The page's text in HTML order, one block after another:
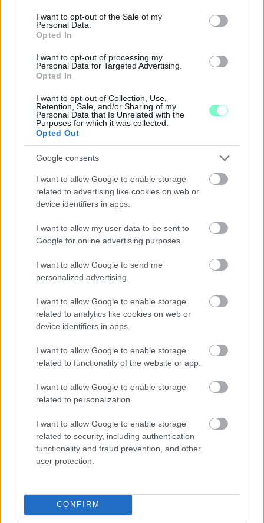
consent section.
I want to opt-out of the Sale of my
Personal Data.
Opted In
I want to opt-out of processing my
Personal Data for Targeted Advertising.
Opted In
I want to opt-out of Collection, Use,
Retention, Sale, and/or Sharing of my
Personal Data that Is Unrelated with the
Purposes for which it was collected.
Opted Out
Google consents
I want to allow Google to enable storage
related to advertising like cookies on web or
device identifiers in apps.
I want to allow my user data to be sent to
Google for online advertising purposes.
I want to allow Google to send me
personalized advertising.
I want to allow Google to enable storage
related to analytics like cookies on web or
device identifiers in apps.
I want to allow Google to enable storage
related to functionality of the website or app.
I want to allow Google to enable storage
related to personalization.
I want to allow Google to enable storage
related to security, including authentication
functionality and fraud prevention, and other
user protection.
CONFIRM
ÖRÖMHÍR: TÍZ ÉVE NEM VOLT ILYEN ALACSONY AZ
INFLÁCIÓ MAGYARORSZÁGON
Júliusban mindössze 1,2 százalékkal emelkedtek éves
összevetésben a fogyasztói árak, miközben az élelmiszerek ára
A BAROKK ÖSSZES ÁRNYALATA ÉS MÉG EGY SOR
KIVÁLÓ PROGRAM VÁR MINDENKIT EZEN A HÉTVÉGÉN
GYŐRBEN
Középpontban a hagyományőrzés, de lesz Pogány Induló és
Majka koncert, jóga szeánsz, “borhajózás” és egy csomó minden